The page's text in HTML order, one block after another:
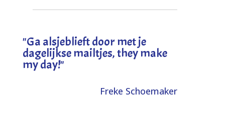
"Ga alsjeblieft door met je
dagelijkse mailtjes, they make
my day!"
Freke Schoemaker